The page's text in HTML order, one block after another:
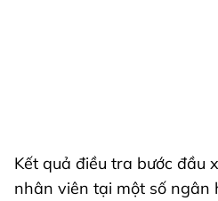
Kết quả điều tra bước đầu
nhân viên tại một số